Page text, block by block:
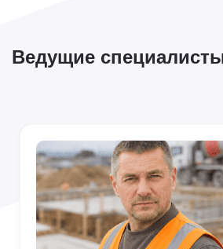
Ведущие